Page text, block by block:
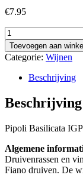
€7.95
Pipoli
Basilicata
IGP
Bianco
13%
aantal
Toevoegen aan
Categorie: Wijnen
Beschrijving
Beschrijving
Pipoli Basilicata
Algemene
Druivenrassen en
Fiano druiven. De